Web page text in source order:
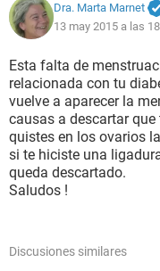
Dra. Marta Marnet
13 may 2015 a las
Esta falta de
relacionada con tu
vuelve a aparecer la
causas a descartar
quistes en los ovarios
si te hiciste una
queda descartado.
Saludos !
Discusiones similares